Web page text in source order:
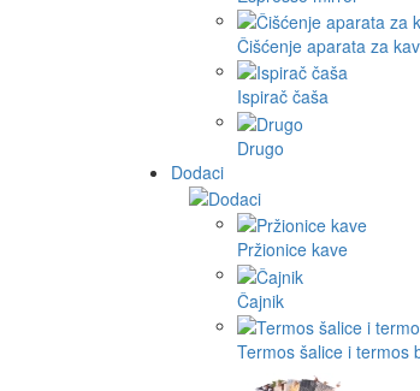
Čišćenje aparata za
Ispirač čaša
Drugo
Dodaci
Pržionice kave
Čajnik
Termos šalice i termos